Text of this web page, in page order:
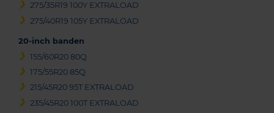
275/35R19 100Y EXTRALOAD
275/40R19 105Y EXTRALOAD
20-inch banden
155/60R20 80Q
175/55R20 85Q
215/45R20 95T EXTRALOAD
235/45R20 100T EXTRALOAD